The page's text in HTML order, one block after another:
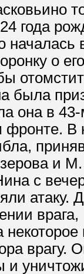
года
о
была
она в
В
и
с
врагу.
и